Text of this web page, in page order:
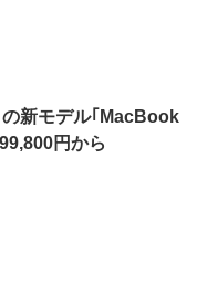
新モデル｢MacBook
円から